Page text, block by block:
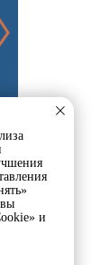
и